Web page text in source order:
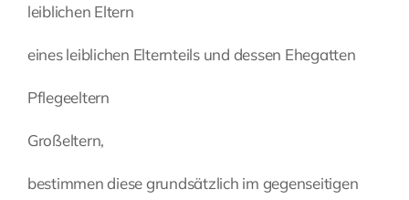
leiblichen Eltern
eines leiblichen Elternteils und dessen Ehegatten
Pflegeeltern
Großeltern,
bestimmen diese grundsätzlich im gegenseitigen